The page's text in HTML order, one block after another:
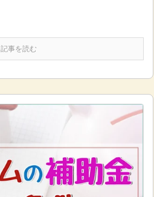
記事を読む